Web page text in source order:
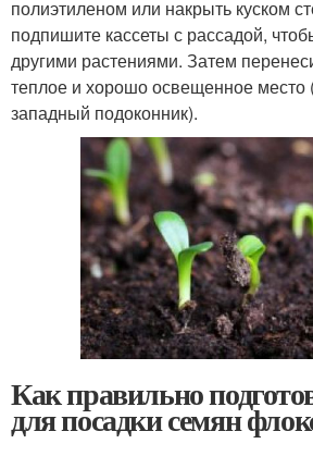
полиэтиленом или накрыть куском
подпишите кассеты с рассадой,
другими растениями. Затем
теплое и хорошо освещенное место
западный подоконник).
Как правильно
для посадки семян